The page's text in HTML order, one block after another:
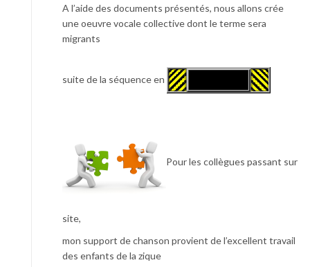
A l’aide des documents présentés, nous allons crée
une oeuvre vocale collective dont le terme sera
migrants
suite de la séquence en
Pour les collègues passant sur
site,
mon support de chanson provient de l’excellent travail
des enfants de la zique